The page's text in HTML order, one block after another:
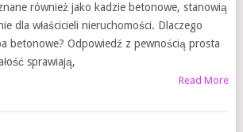
również jako kadzie betonowe, stanowią
dla właścicieli nieruchomości. Dlaczego
betonowe? Odpowiedź z pewnością prosta
sprawiają,
Read More